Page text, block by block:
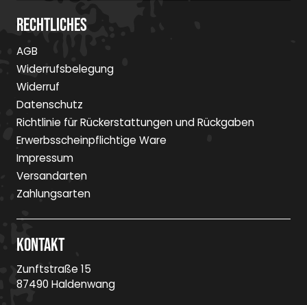
Rechtliches
AGB
Widerrufsbelegung
Widerruf
Datenschutz
Richtlinie für Rückerstattungen und Rückgaben
Erwerbsscheinpflichtige Ware
Impressum
Versandarten
Zahlungsarten
Kontakt
Zunftstraße 15
87490 Haldenwang